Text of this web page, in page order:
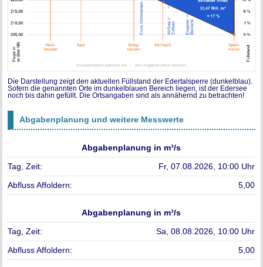
Die Darstellung zeigt den aktuellen Füllstand der Edertalsperre (dunkelblau).
Sofern die genannten Orte im dunkelblauen Bereich liegen, ist der Edersee
noch bis dahin gefüllt. Die Ortsangaben sind als annähernd zu betrachten!
Abgabenplanung und weitere Messwerte
Abgabenplanung in m³/s
Fr, 07.08.2026, 10:00 Uhr
5,00
Abgabenplanung in m³/s
Sa, 08.08.2026, 10:00 Uhr
5,00